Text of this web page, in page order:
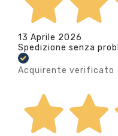
13 Aprile 2026
Spedizione senza
Acquirente verificato